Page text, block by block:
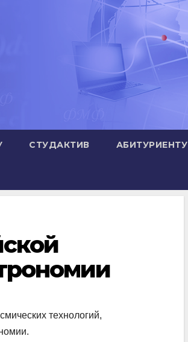
СТУДАКТИВ АБИТУРИЕНТУ
технологий,